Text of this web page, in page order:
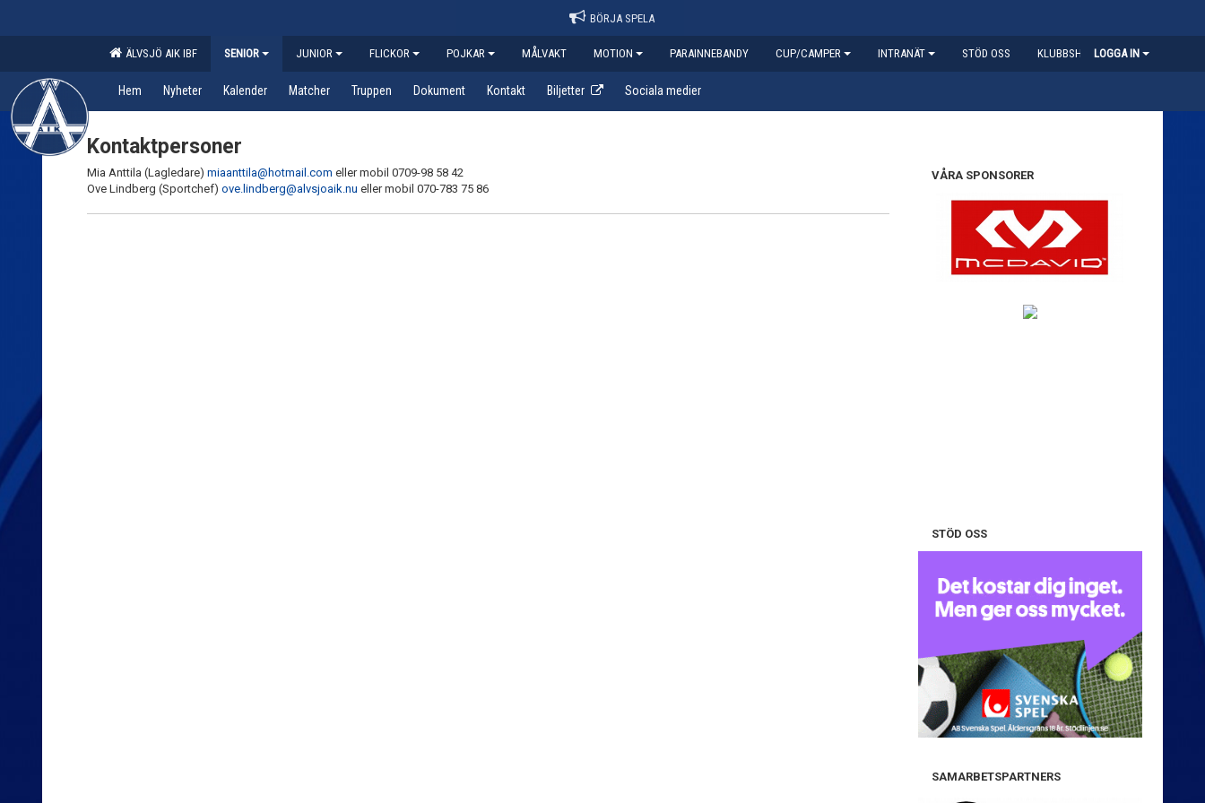
BÖRJA SPELA
ÄLVSJÖ AIK IBF SENIOR JUNIOR FLICKOR POJKAR MÅLVAKT MOTION PARAINNEBANDY CUP/CAMPER INTRANÄT STÖD OSS KLUBBSHOPLOGGA IN
Hem Nyheter Kalender Matcher Truppen Dokument Kontakt Biljetter Sociala medier
Kontaktpersoner
Mia Anttila (Lagledare) miaanttila@hotmail.com eller mobil 0709-98 58 42
Ove Lindberg (Sportchef) ove.lindberg@alvsjoaik.nu eller mobil 070-783 75 86
VÅRA SPONSORER
STÖD OSS
SAMARBETSPARTNERS